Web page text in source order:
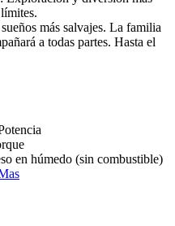
más salvajes. La familia
a todas partes. Hasta el
en húmedo (sin combustible)